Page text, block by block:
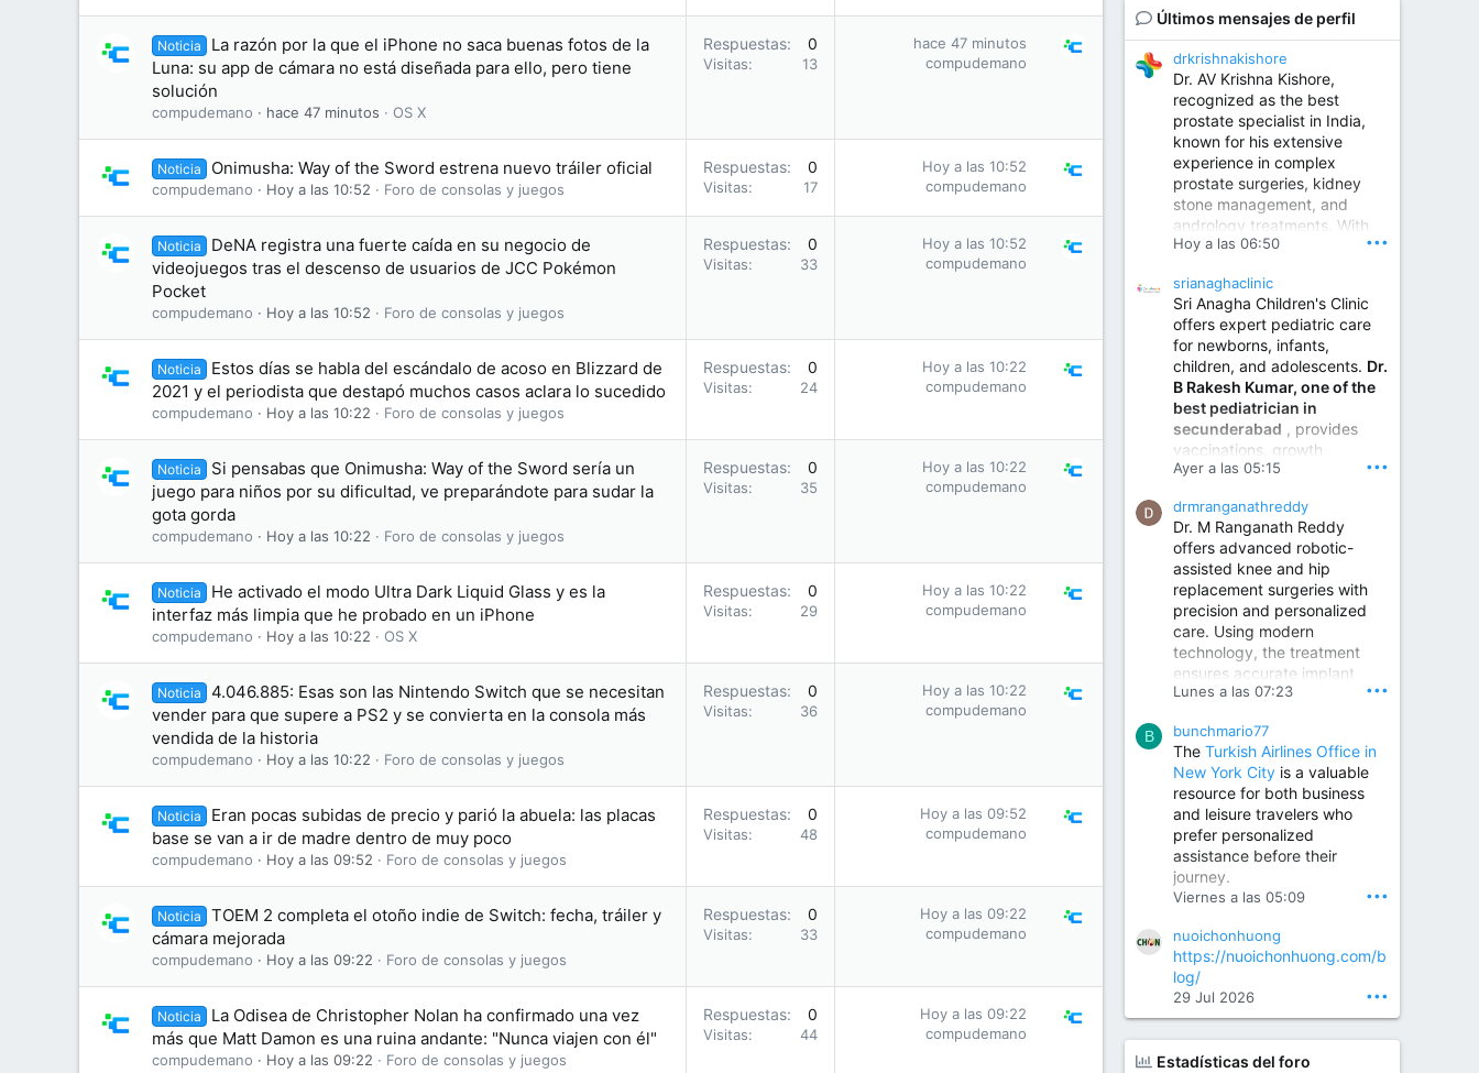
Noticia
La razón por la que el iPhone no saca buenas fotos de la
Luna: su app de cámara no está diseñada para ello, pero tiene
solución
compudemano hace 47 minutos OS X
Respuestas 0
Visitas 13
hace 47 minutos
compudemano
Noticia Onimusha: Way of the Sword estrena nuevo tráiler oficial
compudemano Hoy a las 10:52 Foro de consolas y juegos
Respuestas 0
Visitas 17
Hoy a las 10:52
compudemano
Noticia
DeNA registra una fuerte caída en su negocio de
videojuegos tras el descenso de usuarios de JCC Pokémon
Pocket
compudemano Hoy a las 10:52 Foro de consolas y juegos
Respuestas 0
Visitas 33
Hoy a las 10:52
compudemano
Noticia
Estos días se habla del escándalo de acoso en Blizzard de
2021 y el periodista que destapó muchos casos aclara lo sucedido
compudemano Hoy a las 10:22 Foro de consolas y juegos
Respuestas 0
Visitas 24
Hoy a las 10:22
compudemano
Noticia
Si pensabas que Onimusha: Way of the Sword sería un
juego para niños por su dificultad, ve preparándote para sudar la
gota gorda
compudemano Hoy a las 10:22 Foro de consolas y juegos
Respuestas 0
Visitas 35
Hoy a las 10:22
compudemano
Noticia
He activado el modo Ultra Dark Liquid Glass y es la
interfaz más limpia que he probado en un iPhone
compudemano Hoy a las 10:22 OS X
Respuestas 0
Visitas 29
Hoy a las 10:22
compudemano
Noticia
4.046.885: Esas son las Nintendo Switch que se necesitan
vender para que supere a PS2 y se convierta en la consola más
vendida de la historia
compudemano Hoy a las 10:22 Foro de consolas y juegos
Respuestas 0
Visitas 36
Hoy a las 10:22
compudemano
Noticia
Eran pocas subidas de precio y parió la abuela: las placas
base se van a ir de madre dentro de muy poco
compudemano Hoy a las 09:52 Foro de consolas y juegos
Respuestas 0
Visitas 48
Hoy a las 09:52
compudemano
Noticia
TOEM 2 completa el otoño indie de Switch: fecha, tráiler y
cámara mejorada
compudemano Hoy a las 09:22 Foro de consolas y juegos
Respuestas 0
Visitas 33
Hoy a las 09:22
compudemano
Noticia
La Odisea de Christopher Nolan ha confirmado una vez
más que Matt Damon es una ruina andante: "Nunca viajen con él"
compudemano Hoy a las 09:22 Foro de consolas y juegos
Respuestas 0
Visitas 44
Hoy a las 09:22
compudemano
Últimos mensajes de perfil
drkrishnakishore
Dr. AV Krishna Kishore,
recognized as the best
prostate specialist in India,
known for his extensive
experience in complex
prostate surgeries, kidney
stone management, and
andrology treatments. With
years of surgical practice and
invasive and robotic
techniques.
Best Urologist in Vijayawada | Urology Specialist in Vijayawada
Dr. A. V. Krishna Kishore,
the Best Urologist...
www.drkrishnakishore.com
Hoy a las 06:50 •••
srianaghaclinic
Sri Anagha Children's Clinic
offers expert pediatric care
for newborns, infants,
children, and adolescents. Dr.
B Rakesh Kumar, one of the
best pediatrician in
secunderabad , provides
vaccinations, growth
monitoring, newborn care,
illnesses, nutrition guidance,
and preventive healthcare in
a child-friendly environment.
Children Hospital in Secunderabad | Best Pediatrician in Hyderabad | Neonatologist in Medchal
Our pediatrician and
Neonatologist team at...
www.srianaghaclinic.com
Ayer a las 05:15 •••
drmranganathreddy
Dr. M Ranganath Reddy
offers advanced robotic-
assisted knee and hip
replacement surgeries with
precision and personalized
care. Using modern
technology, the treatment
ensures accurate implant
placement, reduced pain,
improved joint function,
helping patients return to an
active and comfortable
lifestyle.
Orthopedic Surgeon in Kondapur | Best Orthopedic Doctor in Kondapur | Dr. M. Ranganath Reddy
Consult Dr. M. Ranganath
Reddy, the best...
www.drranganathreddy.co
m
Lunes a las 07:23 •••
B bunchmario77
The Turkish Airlines Office in
New York City is a valuable
resource for both business
and leisure travelers who
prefer personalized
assistance before their
journey.
Viernes a las 05:09 •••
nuoichonhuong
https://nuoichonhuong.com/b
log/
29 Jul 2026 •••
Estadísticas del foro